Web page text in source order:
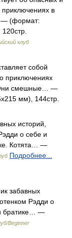
в
— (формат:
клуб
собой
приключениях
смешные… —
мм), 144стр.
историй,
о себе и
Котята… —
Подробнее...
забавных
Рэдди о
братике… —
Beginner